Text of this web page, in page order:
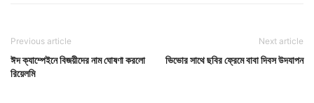
Previous article
ঈদ ক্যাম্পেইনে বিজয়ীদের নাম ঘোষণা করলো
রিয়েলমি
Next article
ভিভোর সাথে ছবির ফ্রেমে বাবা দিবস উদযাপন